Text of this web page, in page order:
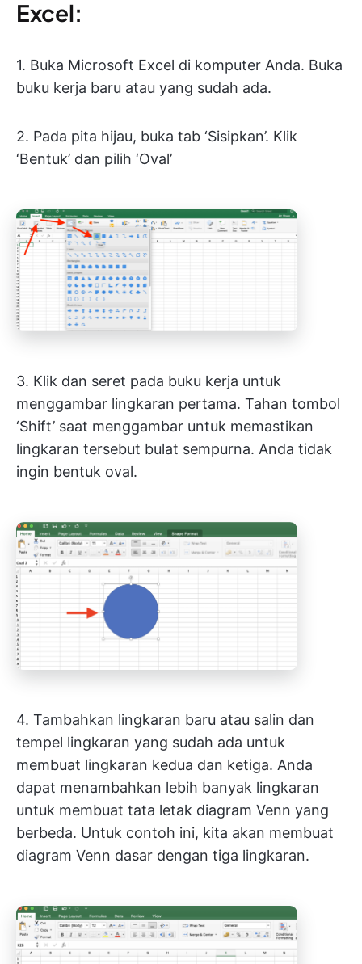
Excel:
1. Buka Microsoft Excel di komputer Anda. Buka
buku kerja baru atau yang sudah ada.
2. Pada pita hijau, buka tab ‘Sisipkan’. Klik
‘Bentuk’ dan pilih ‘Oval’
3. Klik dan seret pada buku kerja untuk
menggambar lingkaran pertama. Tahan tombol
‘Shift’ saat menggambar untuk memastikan
lingkaran tersebut bulat sempurna. Anda tidak
ingin bentuk oval.
4. Tambahkan lingkaran baru atau salin dan
tempel lingkaran yang sudah ada untuk
membuat lingkaran kedua dan ketiga. Anda
dapat menambahkan lebih banyak lingkaran
untuk membuat tata letak diagram Venn yang
berbeda. Untuk contoh ini, kita akan membuat
diagram Venn dasar dengan tiga lingkaran.